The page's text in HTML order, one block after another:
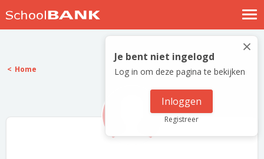
Nostalgische verhalen
Log in
Meld je gratis aan
×
Je bent niet ingelogd
Log in om deze pagina te bekijken
Inloggen
Registreer
Home